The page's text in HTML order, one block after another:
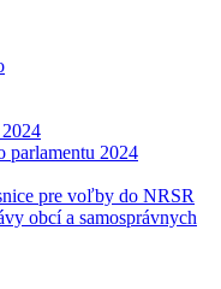
parlamentu 2024
pre voľby do NRSR
obcí a samosprávnych